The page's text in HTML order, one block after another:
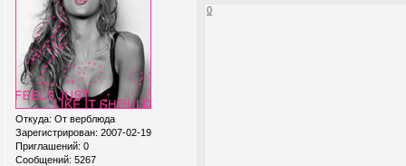
Откуда: От верблюда
Зарегистрирован: 2007-02-19
Приглашений: 0
Сообщений: 5267
0